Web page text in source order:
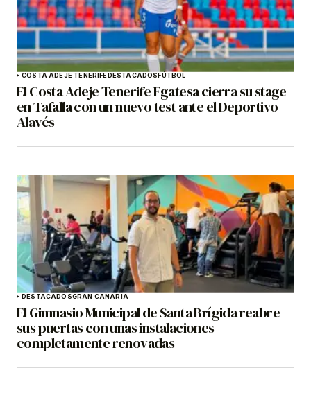
COSTA ADEJE TENERIFEDESTACADOSFÚTBOL
El Costa Adeje Tenerife Egatesa cierra su stage
en Tafalla con un nuevo test ante el Deportivo
Alavés
DESTACADOSGRAN CANARIA
El Gimnasio Municipal de Santa Brígida reabre
sus puertas con unas instalaciones
completamente renovadas